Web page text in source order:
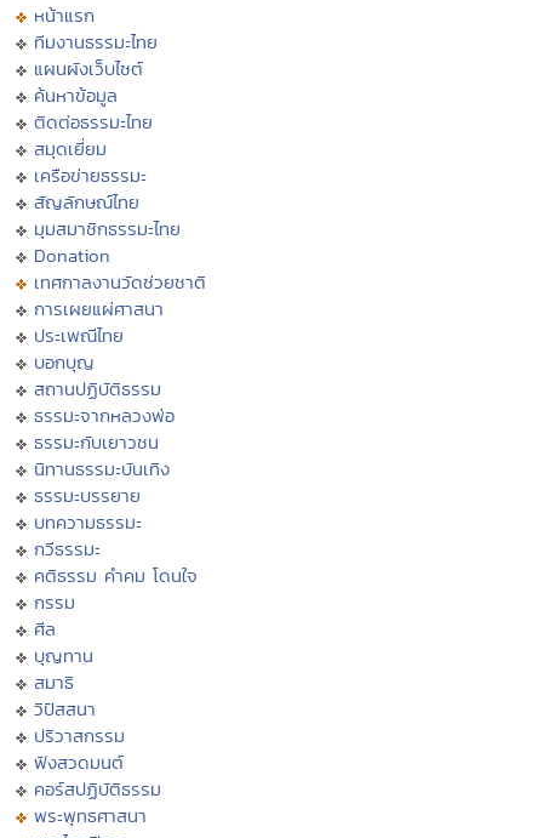
หน้าแรก
ทีมงานธรรมะไทย
แผนผังเว็บไซต์
ค้นหาข้อมูล
ติดต่อธรรมะไทย
สมุดเยี่ยม
เครือข่ายธรรมะ
สัญลักษณ์ไทย
มุมสมาชิกธรรมะไทย
Donation
เทศกาลงานวัดช่วยชาติ
การเผยแผ่ศาสนา
ประเพณีไทย
บอกบุญ
สถานปฏิบัติธรรม
ธรรมะจากหลวงพ่อ
ธรรมะกับเยาวชน
นิทานธรรมะบันเทิง
ธรรมะบรรยาย
บทความธรรมะ
กวีธรรมะ
คติธรรม คำคม โดนใจ
กรรม
ศีล
บุญทาน
สมาธิ
วิปัสสนา
ปริวาสกรรม
ฟังสวดมนต์
คอร์สปฏิบัติธรรม
พระพุทธศาสนา